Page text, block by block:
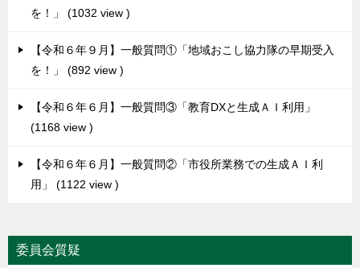
を！」
1032 view
【令和６年９月】一般質問①「地域おこし協力隊の早期受入
を！」
892 view
【令和６年６月】一般質問③「教育DXと生成ＡＩ利用」
1168 view
【令和６年６月】一般質問②「市役所業務での生成ＡＩ利
用」
1122 view
委員会質疑